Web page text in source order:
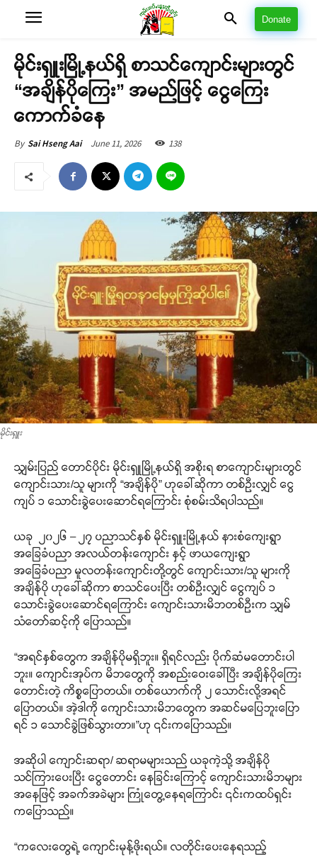
Donate
မိုင်းရှူးမြို့နယ်ရှိ စာသင်ကျောင်းများတွင်
“အချိန်ပိုကြေး” အမည်ဖြင့် ငွေကြေး
ကောက်ခံနေ
By Sai Hseng Aai June 11, 2026 138
မိုင်းရှူး
သျှမ်းပြည် တောင်ပိုင်း မိုင်းရှူမြို့နယ်ရှိ အစိုးရ စာကျောင်းများတွင်
ကျောင်းသား/သူ များကို “အချိန်ပို” ဟုခေါ်ဆိုကာ တစ်ဦးလျှင် ငွေ
ကျပ် ၁ သောင်းခွဲပေးဆောင်ရကြောင်း စုံစမ်းသိရပါသည်။
ယခု ၂၀၂၆ – ၂၇ ပညာသင်နှစ် မိုင်းရှူးမြို့နယ် နားစံကျေးရွာ
အခြေခံပညာ အလယ်တန်းကျောင်း နှင့် ဖာယကျေးရွာ
အခြေခံပညာ မူလတန်းကျောင်းတို့တွင် ကျောင်းသား/သူ များကို
အချိန်ပို ဟုခေါ်ဆိုကာ စာသင်ပေးပြီး တစ်ဦးလျှင် ငွေကျပ် ၁
သောင်းခွဲပေးဆောင်ရကြောင်း ကျောင်းသားမိဘတစ်ဦးက သျှမ်
သံတော်ဆင့်ကို ပြောသည်။
“အရင်နှစ်တွေက အချိန်ပိုမရှိဘူး။ ရှိရင်လည်း ပိုက်ဆံမတောင်းပါ
ဘူး။ ကျောင်းအုပ်က မိဘတွေကို အစည်းဝေးခေါ်ပြီး အချိန်ပိုကြေး
တောင်းတဲ့ ကိစ္စပြောတယ်။ တစ်ယောက်ကို ၂ သောင်းလို့အရင်
ပြောတယ်။ အဲ့ဒါကို ကျောင်းသားမိဘတွေက အဆင်မပြေဘူးပြော
ရင် ၁ သောင်ခွဲဖြစ်သွားတာ။”ဟု ၎င်းကပြောသည်။
အဆိုပါ ကျောင်းဆရာ/ ဆရာမများသည် ယခုကဲ့သို့ အချိန်ပို
သင်ကြားပေးပြီး ငွေတောင်း နေခြင်းကြောင့် ကျောင်းသားမိဘများ
အနေဖြင့် အခက်အခဲများ ကြုံတွေ့နေရကြောင်း ၎င်းကထပ်ရှင်း
ကပြောသည်။
“ကလေးတွေရဲ့ ကျောင်းမုန့်ဖိုးရယ်။ လတိုင်းပေးနေရသည့်